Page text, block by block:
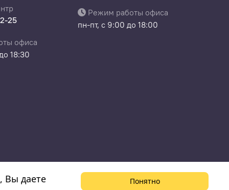
25
офиса
18:30
Режим работы офиса
пн-пт, с 9:00 до 18:00
Вы даете
Понятно